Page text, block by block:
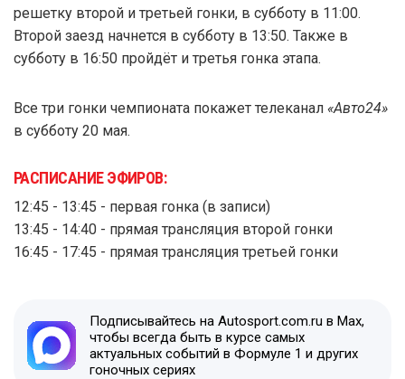
решетку второй и третьей гонки, в субботу в 11:00.
Второй заезд начнется в субботу в 13:50. Также в
субботу в 16:50 пройдёт и третья гонка этапа.
Все три гонки чемпионата покажет телеканал «Авто24»
в субботу 20 мая.
РАСПИСАНИЕ ЭФИРОВ:
12:45 - 13:45 - первая гонка (в записи)
13:45 - 14:40 - прямая трансляция второй гонки
16:45 - 17:45 - прямая трансляция третьей гонки
Подписывайтесь на Autosport.com.ru в Max,
чтобы всегда быть в курсе самых
актуальных событий в Формуле 1 и других
гоночных сериях